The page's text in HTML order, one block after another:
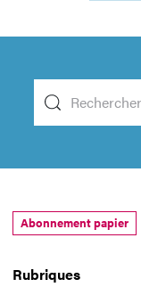
Rubriques
Abonnement papier